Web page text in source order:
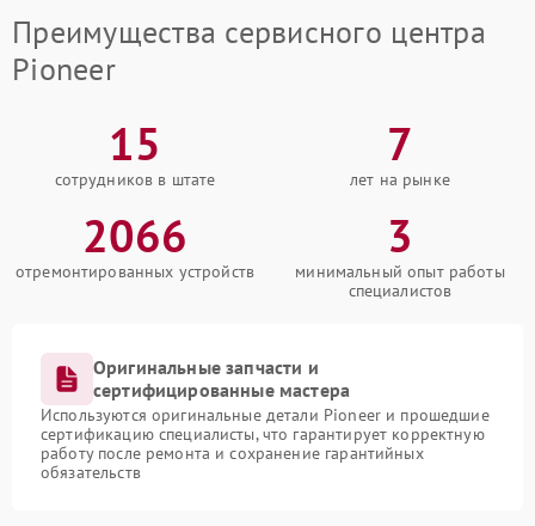
Преимущества сервисного центра
Pioneer
15
сотрудников в штате
7
лет на рынке
2066
отремонтированных устройств
3
минимальный опыт работы
специалистов
Оригинальные запчасти и
сертифицированные мастера
Используются оригинальные детали Pioneer и прошедшие
сертификацию специалисты, что гарантирует корректную
работу после ремонта и сохранение гарантийных
обязательств